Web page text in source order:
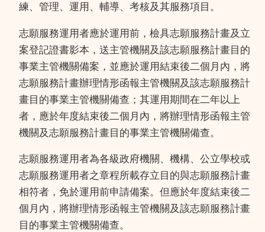
練、管理、運用、輔導、考核及其服務項目。
志願服務運用者應於運用前，檢具志願服務計畫及立
案登記證書影本，送主管機關及該志願服務計畫目的
事業主管機關備案，並應於運用結束後二個月內，將
志願服務計畫辦理情形函報主管機關及該志願服務計
畫目的事業主管機關備查；其運用期間在二年以上
者，應於年度結束後二個月內，將辦理情形函報主管
機關及志願服務計畫目的事業主管機關備查。
志願服務運用者為各級政府機關、機構、公立學校或
志願服務運用者之章程所載存立目的與志願服務計畫
相符者，免於運用前申請備案。但應於年度結束後二
個月內，將辦理情形函報主管機關及該志願服務計畫
目的事業主管機關備查。